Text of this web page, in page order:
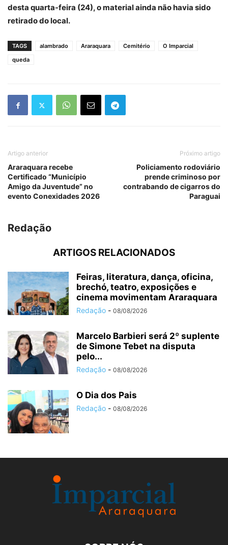
desta quarta-feira (24), o material ainda não havia sido
retirado do local.
TAGS alambrado Araraquara Cemitério
O Imparcial
queda
Artigo anterior
Araraquara recebe
Certificado “Município
Amigo da Juventude” no
evento Conexidades 2026
Próximo artigo
Policiamento rodoviário
prende criminoso por
contrabando de cigarros do
Paraguai
Redação
ARTIGOS RELACIONADOS
Feiras, literatura, dança, oficina,
brechó, teatro, exposições e
cinema movimentam Araraquara
Redação - 08/08/2026
Marcelo Barbieri será 2º suplente
de Simone Tebet na disputa
pelo...
Redação - 08/08/2026
O Dia dos Pais
Redação - 08/08/2026